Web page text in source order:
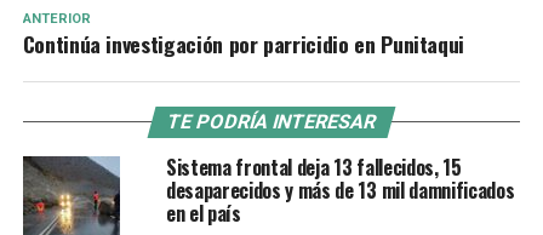
ANTERIOR
Continúa investigación por parricidio en Punitaqui
TE PODRÍA INTERESAR
Sistema frontal deja 13 fallecidos, 15
desaparecidos y más de 13 mil damnificados
en el país